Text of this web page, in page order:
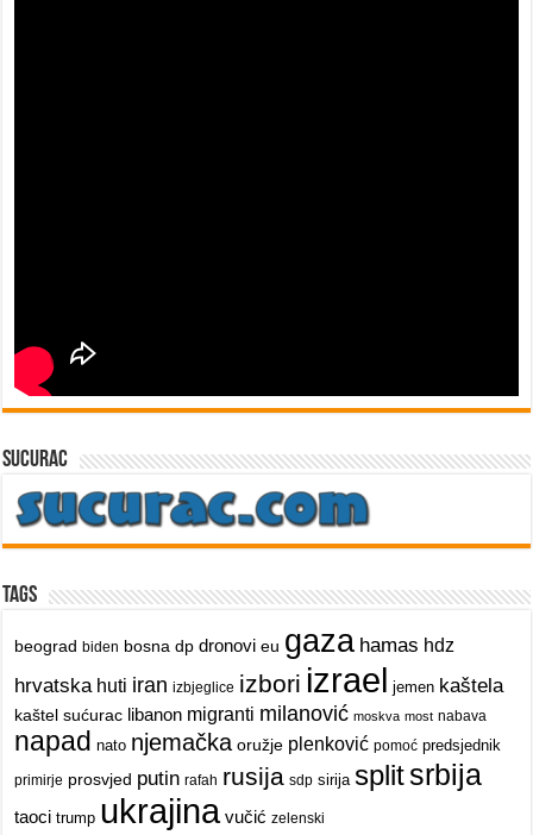
sucurac
Tags
beograd biden bosna dp dronovi eu gaza hamas hdz
hrvatska huti iran izbjeglice izbori izrael jemen kaštela
kaštel sućurac libanon migranti milanović moskva most nabava
napad nato njemačka oružje plenković pomoć predsjednik
primirje prosvjed putin rafah rusija sdp sirija splitsrbija
taoci trump ukrajina vučić zelenski